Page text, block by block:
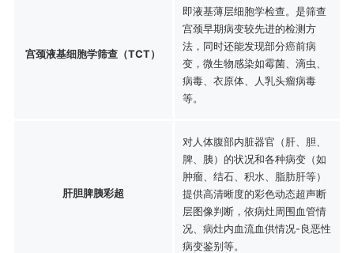
宫颈液基细胞学筛查（TCT）
即液基薄层细胞学检查。是筛查
宫颈早期病变较先进的检测方
法，同时还能发现部分癌前病
变，微生物感染如霉菌、滴虫、
病毒、衣原体、人乳头瘤病毒
等。
肝胆脾胰彩超
对人体腹部内脏器官（肝、胆、
脾、胰）的状况和各种病变（如
肿瘤、结石、积水、脂肪肝等）
提供高清晰度的彩色动态超声断
层图像判断，依病灶周围血管情
况、病灶内血流血供情况-良恶性
病变鉴别等。